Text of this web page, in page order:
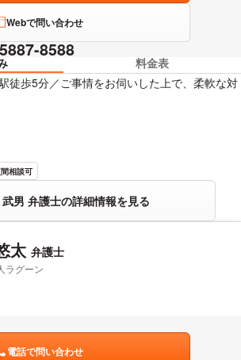
Webで問い合わせ
8588
料金表
徒歩5分／ご事情をお伺いした上で、柔軟な対
相談可
男 弁護士の詳細情報を見る
いる要素を
太 弁護士
ラグーン
電話で問い合わせ